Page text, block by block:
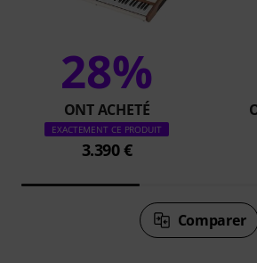
28%
ONT ACHETÉ
EXACTEMENT CE PRODUIT
3.390 €
Comparer